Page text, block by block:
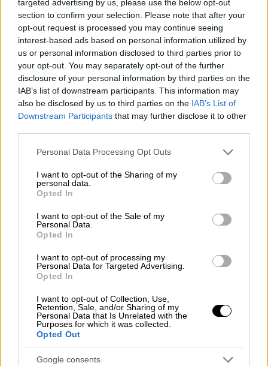
targeted advertising by us, please use the below opt-out
section to confirm your selection. Please note that after your
opt-out request is processed you may continue seeing
interest-based ads based on personal information utilized by
us or personal information disclosed to third parties prior to
your opt-out. You may separately opt-out of the further
disclosure of your personal information by third parties on the
IAB’s list of downstream participants. This information may
also be disclosed by us to third parties on the IAB’s List of
Downstream Participants that may further disclose it to other
Please note that this website/app uses one or more Google
not limited to your visit or usage behaviour. You may click to
grant or deny consent to Google and its third-party tags to
use your data for below specified purposes in below Google
consent section.
Personal Data Processing Opt Outs
I want to opt-out of the Sharing of my
personal data.
Opted In
I want to opt-out of the Sale of my
Personal Data.
Opted In
I want to opt-out of processing my
Personal Data for Targeted Advertising.
Opted In
I want to opt-out of Collection, Use,
Retention, Sale, and/or Sharing of my
Personal Data that Is Unrelated with the
Purposes for which it was collected.
Opted Out
Google consents
Η Μεσόγειος συναντά το σινεμά στο 26ο
Φεστιβάλ Γαλλόφωνου Κινηματογράφου
Το Φεστιβάλ Γαλλόφωνου Κινηματογράφου
Ελλάδος επιστρέφει για 26η χρονιά,
επιβεβαιώνοντας τη σταθερή του παρουσία
στα πολιτιστικά δρώμενα της Αθήνας. Με
κεντρικό άξονα τη Μεσόγειο, η φετινή
διοργάνωση προτείνει ένα πολυδιάστατο
πρόγραμμα με ταινίες, συζητήσεις και
καλλιτεχνικές δράσεις